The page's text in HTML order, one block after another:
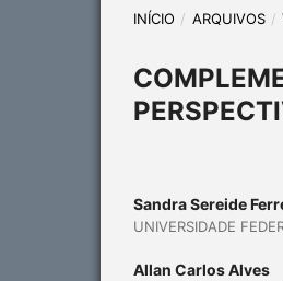
INÍCIO / ARQUIVOS /
Sandra Sereide
UNIVERSIDADE
Allan Carlos Alves